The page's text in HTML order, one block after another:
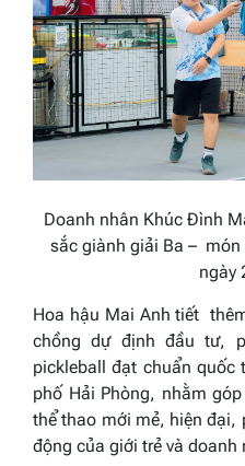
Doanh nhân Khúc Đình
sắc giành giải Ba – món
ngày
Hoa hậu Mai Anh tiết
chồng dự định đầu tư,
pickleball đạt chuẩn quốc
phố Hải Phòng, nhằm
thể thao mới mẻ, hiện đại,
động của giới trẻ và doanh